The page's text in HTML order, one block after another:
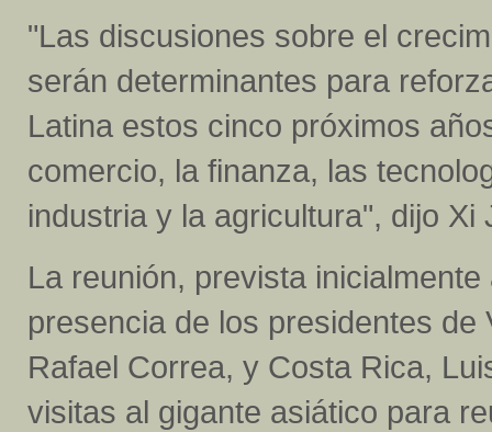
"Las discusiones sobre el
serán determinantes para
Latina estos cinco próximos
comercio, la finanza, las
industria y la agricultura", dijo Xi
La reunión, prevista
presencia de los presidentes
Rafael Correa, y Costa Rica,
visitas al gigante asiático para